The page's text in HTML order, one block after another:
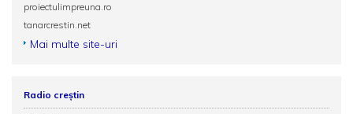
proiectulimpreuna.ro
tanarcrestin.net
Mai multe site-uri
Radio creștin